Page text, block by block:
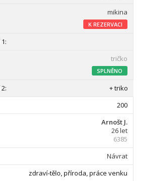
mikina
K REZERVACI
tričko
SPLNĚNO
+ triko
200
Arnošt J.
26 let
6385
Návrat
zdraví-tělo, příroda, práce venku